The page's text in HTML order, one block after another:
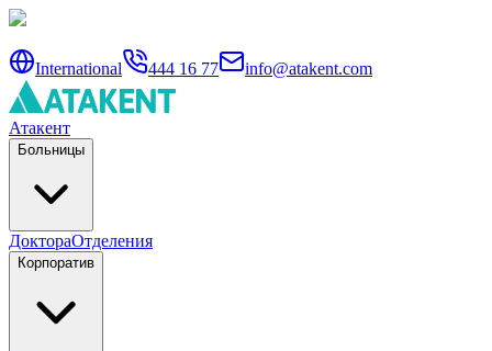
International 444 16 77 info@atakent.com
Атакент
Больницы
ДоктораОтделения
Корпоратив